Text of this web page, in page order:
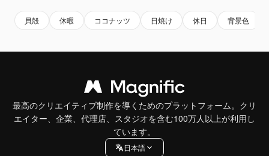
貝殻 休暇 ココナッツ 日焼け 休日 背景色
最高のクリエイティブ制作を導くためのプラットフォーム。クリ
エイター、企業、代理店、スタジオを含む100万人以上が利用し
ています。
日本語